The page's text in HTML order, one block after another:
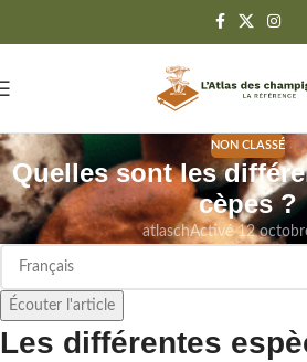
NON CLASSÉ
Quelles sont les
cèpes ?
atlaschActivé 12
Écouter l'article
Les différentes